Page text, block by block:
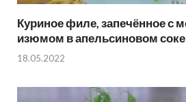
Куриное филе, запечённое с
изюмом в апельсиновом соке
18.05.2022